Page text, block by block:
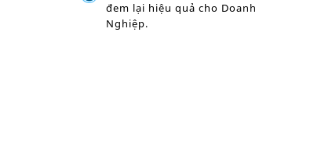
đem lại hiệu quả cho Doanh
Nghiệp.